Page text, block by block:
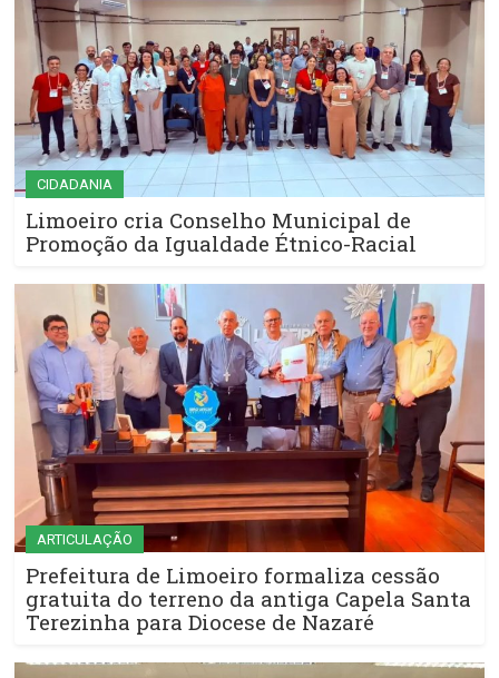
CIDADANIA
Limoeiro cria Conselho Municipal de
Promoção da Igualdade Étnico-Racial
ARTICULAÇÃO
Prefeitura de Limoeiro formaliza cessão
gratuita do terreno da antiga Capela Santa
Terezinha para Diocese de Nazaré